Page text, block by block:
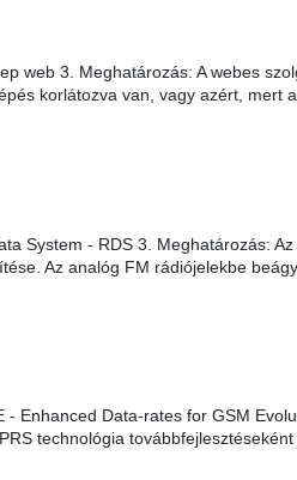
web 3. Meghatározás: A webes
korlátozva van, vagy azért, mert
System - RDS 3. Meghatározás:
Az analóg FM rádiójelekbe
Enhanced Data-rates for GSM
technológia